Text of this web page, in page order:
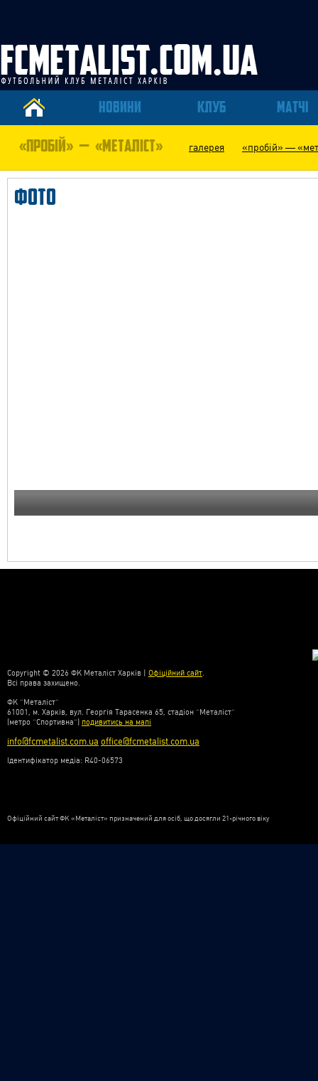
НОВИНИ КЛУБ МАТЧІ
«ПРОБІЙ» — «МЕТАЛІСТ» галерея «пробій» —
ФОТО
Copyright © 2026 ФК Металіст Харків | Офіційний сайт.
Всі права захищено.
ФК “Металіст”
61001, м. Харків, вул. Георгія Тарасенка 65, стадіон “Металіст”
(метро “Спортивна”) подивитись на мапі
info@fcmetalist.com.ua office@fcmetalist.com.ua
Ідентифікатор медіа: R40-06573
Офіційний сайт ФК «Металіст» призначений для осіб, що досягли 21-річного віку